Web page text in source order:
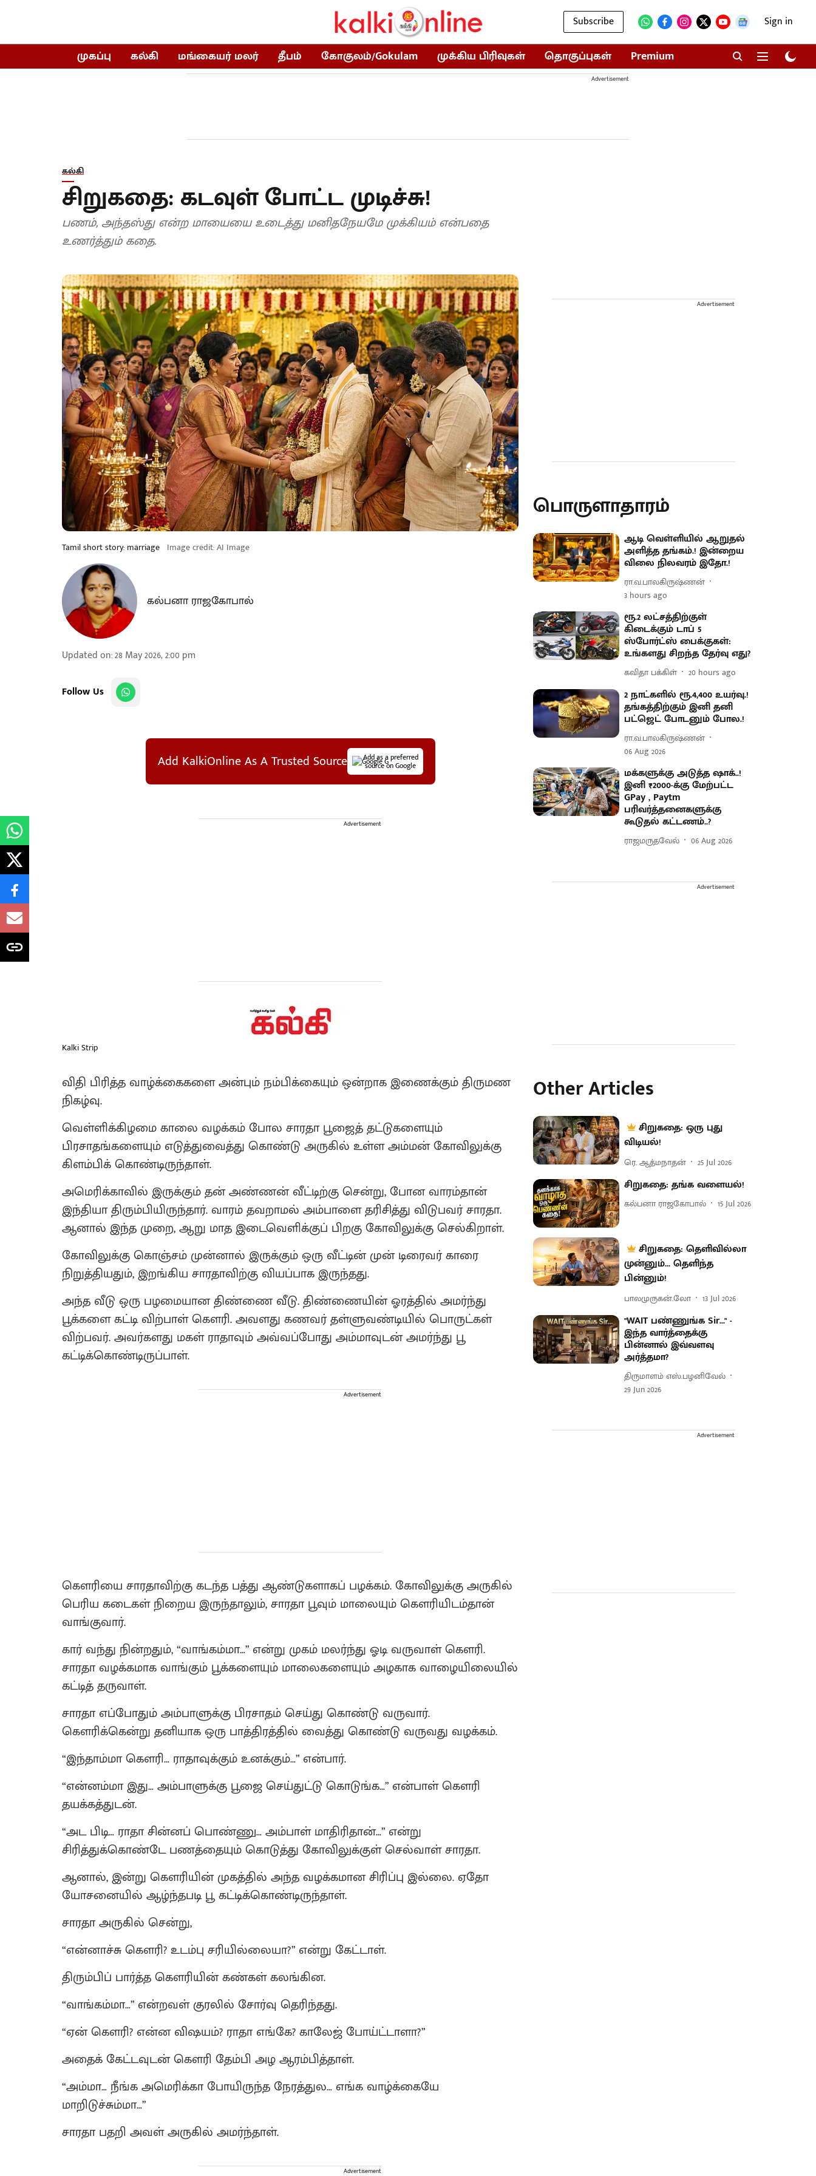
Subscribe Sign in
முகப்பு கல்கி மங்கையர் மலர் தீபம் கோகுலம்/Gokulam முக்கிய பிரிவுகள் தொகுப்புகள் Premium
Advertisement
கல்கி
சிறுகதை: கடவுள் போட்ட முடிச்சு!
பணம், அந்தஸ்து என்ற மாயையை உடைத்து மனிதநேயமே முக்கியம் என்பதை
உணர்த்தும் கதை.
Tamil short story: marriage Image credit: AI Image
கல்பனா ராஜகோபால்
Updated on:28 May 2026, 2:00 pm
Follow Us
Add KalkiOnline As A Trusted Source Add as a preferred
source on Google
Advertisement
Kalki Strip
விதி பிரித்த வாழ்க்கைகளை அன்பும் நம்பிக்கையும் ஒன்றாக இணைக்கும் திருமண
நிகழ்வு.
வெள்ளிக்கிழமை காலை வழக்கம் போல சாரதா பூஜைத் தட்டுகளையும்
பிரசாதங்களையும் எடுத்துவைத்து கொண்டு அருகில் உள்ள அம்மன் கோவிலுக்கு
கிளம்பிக் கொண்டிருந்தாள்.
அமெரிக்காவில் இருக்கும் தன் அண்ணன் வீட்டிற்கு சென்று, போன வாரம்தான்
இந்தியா திரும்பியிருந்தார். வாரம் தவறாமல் அம்பாளை தரிசித்து விடுபவர் சாரதா.
ஆனால் இந்த முறை, ஆறு மாத இடைவெளிக்குப் பிறகு கோவிலுக்கு செல்கிறாள்.
கோவிலுக்கு கொஞ்சம் முன்னால் இருக்கும் ஒரு வீட்டின் முன் டிரைவர் காரை
நிறுத்தியதும், இறங்கிய சாரதாவிற்கு வியப்பாக இருந்தது.
அந்த வீடு ஒரு பழமையான திண்ணை வீடு. திண்ணையின் ஓரத்தில் அமர்ந்து
பூக்களை கட்டி விற்பாள் கெளரி. அவளது கணவர் தள்ளுவண்டியில் பொருட்கள்
விற்பவர். அவர்களது மகள் ராதாவும் அவ்வப்போது அம்மாவுடன் அமர்ந்து பூ
கட்டிக்கொண்டிருப்பாள்.
Advertisement
கெளரியை சாரதாவிற்கு கடந்த பத்து ஆண்டுகளாகப் பழக்கம். கோவிலுக்கு அருகில்
பெரிய கடைகள் நிறைய இருந்தாலும், சாரதா பூவும் மாலையும் கெளரியிடம்தான்
வாங்குவார்.
கார் வந்து நின்றதும், “வாங்கம்மா…” என்று முகம் மலர்ந்து ஓடி வருவாள் கெளரி.
சாரதா வழக்கமாக வாங்கும் பூக்களையும் மாலைகளையும் அழகாக வாழையிலையில்
கட்டித் தருவாள்.
சாரதா எப்போதும் அம்பாளுக்கு பிரசாதம் செய்து கொண்டு வருவார்.
கெளரிக்கென்று தனியாக ஒரு பாத்திரத்தில் வைத்து கொண்டு வருவது வழக்கம்.
“இந்தாம்மா கெளரி… ராதாவுக்கும் உனக்கும்…” என்பார்.
“என்னம்மா இது… அம்பாளுக்கு பூஜை செய்துட்டு கொடுங்க…” என்பாள் கெளரி
தயக்கத்துடன்.
“அட பிடி… ராதா சின்னப் பொண்ணு… அம்பாள் மாதிரிதான்…” என்று
சிரித்துக்கொண்டே பணத்தையும் கொடுத்து கோவிலுக்குள் செல்வாள் சாரதா.
ஆனால், இன்று கெளரியின் முகத்தில் அந்த வழக்கமான சிரிப்பு இல்லை. ஏதோ
யோசனையில் ஆழ்ந்தபடி பூ கட்டிக்கொண்டிருந்தாள்.
சாரதா அருகில் சென்று,
“என்னாச்சு கெளரி? உடம்பு சரியில்லையா?” என்று கேட்டாள்.
திரும்பிப் பார்த்த கெளரியின் கண்கள் கலங்கின.
“வாங்கம்மா…” என்றவள் குரலில் சோர்வு தெரிந்தது.
“ஏன் கெளரி? என்ன விஷயம்? ராதா எங்கே? காலேஜ் போய்ட்டாளா?”
அதைக் கேட்டவுடன் கெளரி தேம்பி அழ ஆரம்பித்தாள்.
“அம்மா… நீங்க அமெரிக்கா போயிருந்த நேரத்துல… எங்க வாழ்க்கையே
மாறிடுச்சும்மா…”
சாரதா பதறி அவள் அருகில் அமர்ந்தாள்.
Advertisement
Advertisement
பொருளாதாரம்
ஆடி வெள்ளியில் ஆறுதல்
அளித்த தங்கம்.! இன்றைய
விலை நிலவரம் இதோ.!
ரா.வ.பாலகிருஷ்ணன்
3 hours ago
ரூ.2 லட்சத்திற்குள்
கிடைக்கும் டாப் 5
ஸ்போர்ட்ஸ் பைக்குகள்:
உங்களது சிறந்த தேர்வு எது?
கவிதா பக்கிள் 20 hours ago
2 நாட்களில் ரூ.4,400 உயர்வு.!
தங்கத்திற்கும் இனி தனி
பட்ஜெட் போடனும் போல.!
ரா.வ.பாலகிருஷ்ணன்
06 Aug 2026
மக்களுக்கு அடுத்த ஷாக்..!
இனி ₹2000-க்கு மேற்பட்ட
GPay , Paytm
பரிவர்த்தனைகளுக்கு
கூடுதல் கட்டணம்..?
ராஜமருதவேல் 06 Aug 2026
Advertisement
Other Articles
சிறுகதை: ஒரு புது
விடியல்!
ரெ. ஆத்மநாதன் 25 Jul 2026
சிறுகதை: தங்க வளையல்!
கல்பனா ராஜகோபால் 15 Jul 2026
சிறுகதை: தெளிவில்லா
முன்னும்... தெளிந்த
பின்னும்!
பாலமுருகன்.லோ 13 Jul 2026
"WAIT பண்ணுங்க Sir..." -
இந்த வார்த்தைக்கு
பின்னால் இவ்வளவு
அர்த்தமா?
திருமாளம் எஸ்.பழனிவேல்
29 Jun 2026
Advertisement